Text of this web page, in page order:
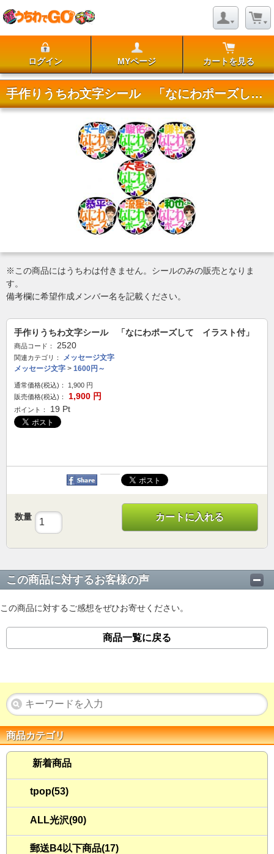
ログイン MYページ カートを見る
手作りうちわ文字シール 「なにわポーズして イラスト付」
※この商品にはうちわは付きません。シールのみの販売となりま
す。
備考欄に希望作成メンバー名を記載ください。
手作りうちわ文字シール 「なにわポーズして イラスト付」
商品コード： 2520
関連カテゴリ：
メッセージ文字
メッセージ文字 > 1600円～
通常価格(税込)： 1,900 円
販売価格(税込)：
1,900 円
ポイント： 19 Pt
数量 カートに入れる
この商品に対するお客様の声
この商品に対するご感想をぜひお寄せください。
商品一覧に戻る
商品カテゴリ
新着商品
tpop(53)
ALL光沢(90)
郵送B4以下商品(17)